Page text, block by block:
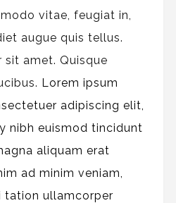
vitae, feugiat in,
augue quis tellus.
amet. Quisque
Lorem ipsum
adipiscing elit,
nibh euismod tincidunt
aliquam erat
ad minim veniam,
tation ullamcorper